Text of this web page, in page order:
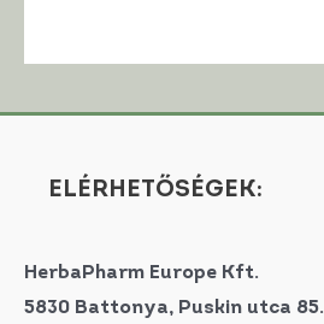
ELÉRHETŐSÉGEK:
HerbaPharm Europe Kft.
5830 Battonya, Puskin utca 85.